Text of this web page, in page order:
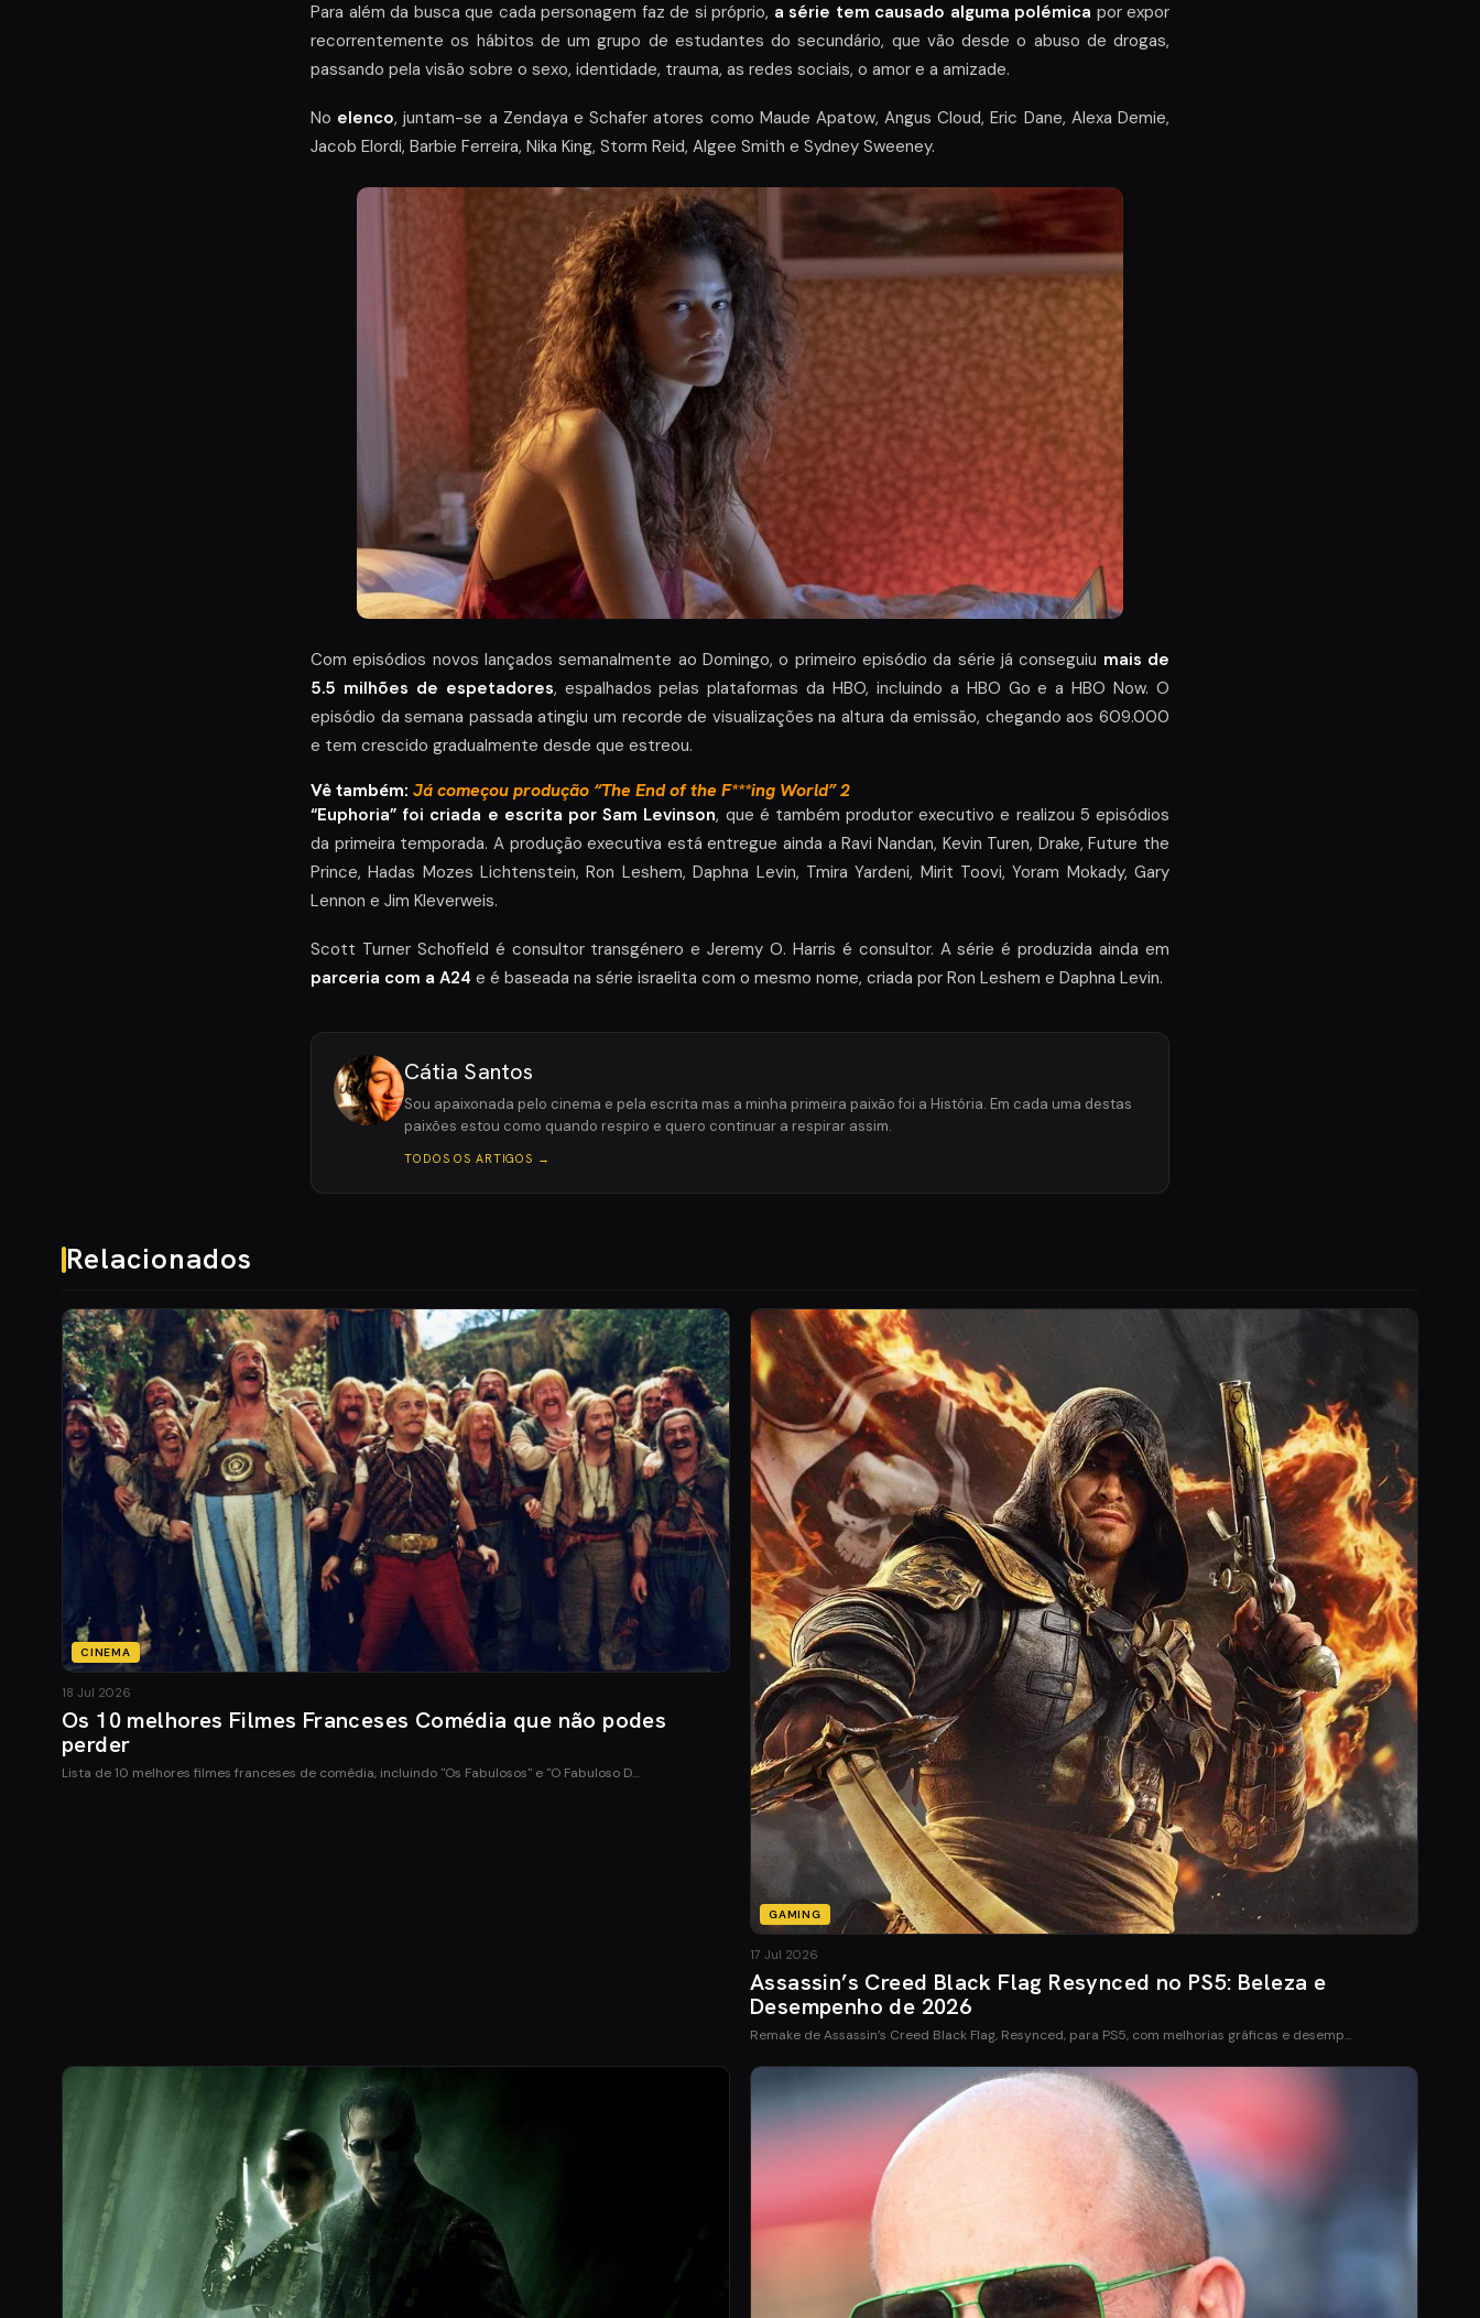
Para além da busca que cada personagem faz de si próprio, a série tem causado alguma polémica por expor
recorrentemente os hábitos de um grupo de estudantes do secundário, que vão desde o abuso de drogas,
passando pela visão sobre o sexo, identidade, trauma, as redes sociais, o amor e a amizade.
No elenco, juntam-se a Zendaya e Schafer atores como Maude Apatow, Angus Cloud, Eric Dane, Alexa Demie,
Jacob Elordi, Barbie Ferreira, Nika King, Storm Reid, Algee Smith e Sydney Sweeney.
Com episódios novos lançados semanalmente ao Domingo, o primeiro episódio da série já conseguiu mais de
5.5 milhões de espetadores, espalhados pelas plataformas da HBO, incluindo a HBO Go e a HBO Now. O
episódio da semana passada atingiu um recorde de visualizações na altura da emissão, chegando aos 609.000
e tem crescido gradualmente desde que estreou.
Vê também: Já começou produção “The End of the F***ing World” 2
“Euphoria” foi criada e escrita por Sam Levinson, que é também produtor executivo e realizou 5 episódios
da primeira temporada. A produção executiva está entregue ainda a Ravi Nandan, Kevin Turen, Drake, Future the
Prince, Hadas Mozes Lichtenstein, Ron Leshem, Daphna Levin, Tmira Yardeni, Mirit Toovi, Yoram Mokady, Gary
Lennon e Jim Kleverweis.
Scott Turner Schofield é consultor transgénero e Jeremy O. Harris é consultor. A série é produzida ainda em
parceria com a A24 e é baseada na série israelita com o mesmo nome, criada por Ron Leshem e Daphna Levin.
Cátia Santos
Sou apaixonada pelo cinema e pela escrita mas a minha primeira paixão foi a História. Em cada uma destas
paixões estou como quando respiro e quero continuar a respirar assim.
TODOS OS ARTIGOS →
Relacionados
CINEMA
18 Jul 2026
Os 10 melhores Filmes Franceses Comédia que não podes
perder
Lista de 10 melhores filmes franceses de comédia, incluindo "Os Fabulosos" e "O Fabuloso D…
GAMING
17 Jul 2026
Assassin’s Creed Black Flag Resynced no PS5: Beleza e
Desempenho de 2026
Remake de Assassin’s Creed Black Flag, Resynced, para PS5, com melhorias gráficas e desemp…